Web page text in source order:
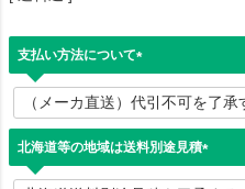
支払い方法について
必
須
)
北海道等の地域は送料別途見積